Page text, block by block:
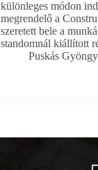
különleges módon
megrendelő a
szeretett bele a
standomnál kiállított
Puskás